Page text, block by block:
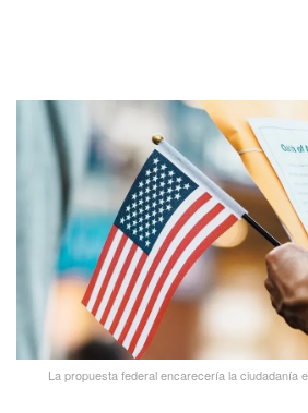
La propuesta federal encarecería la ciudadanía